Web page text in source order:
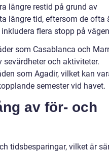
längre restid på grund av
längre tid, eftersom de ofta
flera stopp på
som Casablanca och
och aktiviteter.
som Agadir, vilket kan
semester vid havet.
av för- och
tidsbesparingar, vilket är